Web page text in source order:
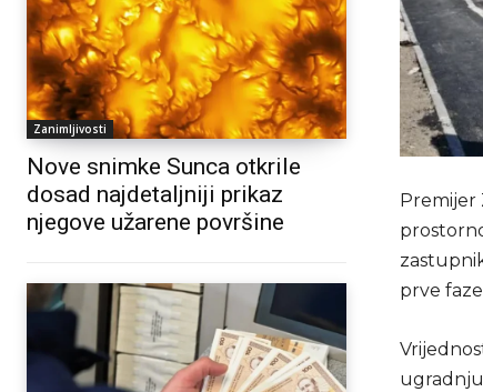
Zanimljivosti
Nove snimke Sunca otkrile
dosad najdetaljniji prikaz
njegove užarene površine
Premijer
prve